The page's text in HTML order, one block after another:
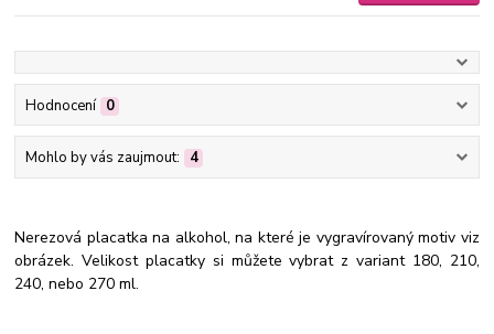
Hodnocení 0
Mohlo by vás zaujmout: 4
Nerezová placatka na alkohol, na které je vygravírovaný motiv viz
obrázek. Velikost placatky si můžete vybrat z variant 180, 210,
240, nebo 270 ml.